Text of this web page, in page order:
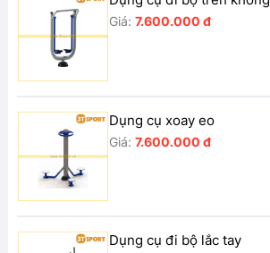
Giá: 7.600.000 đ
Dụng cụ xoay eo
Giá: 7.600.000 đ
Dụng cụ đi bộ lắc tay